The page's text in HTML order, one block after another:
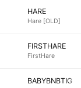
HARE
Hare [OLD]
FIRSTHARE
FirstHare
BABYBNBTIG